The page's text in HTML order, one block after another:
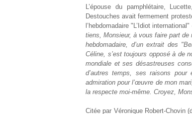
L’épouse du pamphlétaire,
Destouches avait fermement
l’hebdomadaire "L’Idiot
tiens, Monsieur, à vous faire part
hebdomadaire, d’un extrait des
Céline, s’est toujours opposé à de
mondiale et ses désastreuses
d’autres temps, ses raisons
admiration pour l’œuvre de mon
la respecte moi-même. Croyez,
Citée par Véronique Robert-Chovin